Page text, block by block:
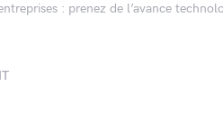
: prenez de l’avance